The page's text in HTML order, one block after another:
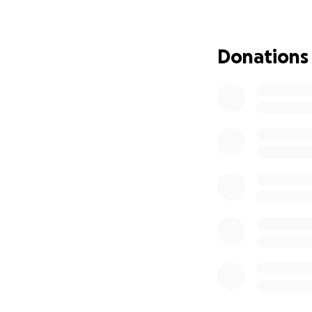
Your generosity
- ongoing
Donations